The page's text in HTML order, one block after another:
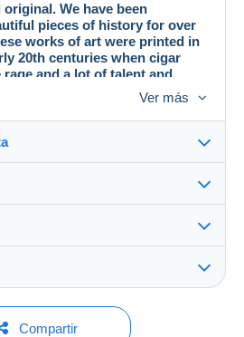
We have been
pieces of history for over
works of art were printed in
20th centuries when cigar
and a lot of talent and
designing a label for their cigar
out from everyone else.
Ver más
de los 14 días
99%(1697x)
Tienda
debe iniciar una
puja por el momento.
Compartir